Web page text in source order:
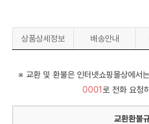
상품상세정보 배송안내
※ 교환 및 환불은 인터넷쇼핑몰상에서
0001 로 전화 요청
교환환불